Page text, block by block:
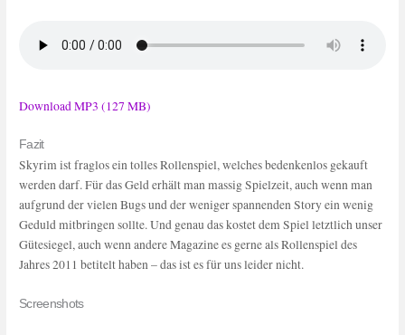
Download MP3 (127 MB)
Fazit
Skyrim ist fraglos ein tolles Rollenspiel, welches bedenkenlos gekauft
werden darf. Für das Geld erhält man massig Spielzeit, auch wenn man
aufgrund der vielen Bugs und der weniger spannenden Story ein wenig
Geduld mitbringen sollte. Und genau das kostet dem Spiel letztlich unser
Gütesiegel, auch wenn andere Magazine es gerne als Rollenspiel des
Jahres 2011 betitelt haben – das ist es für uns leider nicht.
Screenshots